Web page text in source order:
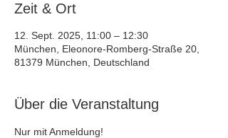
Zeit & Ort
12. Sept. 2025, 11:00 – 12:30
München, Eleonore-Romberg-Straße 20,
81379 München, Deutschland
Über die Veranstaltung
Nur mit Anmeldung!